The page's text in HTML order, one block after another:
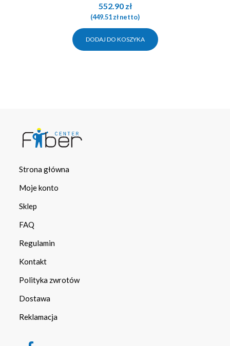
552.90 zł
(449.51złnetto)
DODAJ DO KOSZYKA
Strona główna
Moje konto
Sklep
FAQ
Regulamin
Kontakt
Polityka zwrotów
Dostawa
Reklamacja